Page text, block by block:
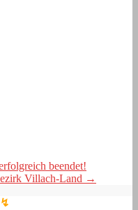
beendet!
Villach-Land →